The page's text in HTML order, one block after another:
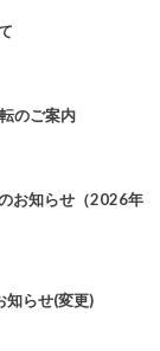
のご案内
お知らせ（2026年
らせ(変更)